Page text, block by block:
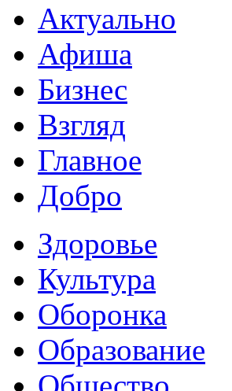
Актуально
Афиша
Бизнес
Взгляд
Главное
Добро
Здоровье
Культура
Оборонка
Образование